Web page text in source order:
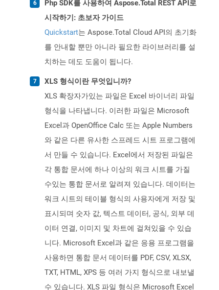
Php SDK를 사용하여 Aspose.Total REST API로
시작하기: 초보자 가이드
Quickstart는 Aspose.Total Cloud API의 초기화
를 안내할 뿐만 아니라 필요한 라이브러리를 설
치하는 데도 도움이 됩니다.
XLS 형식이란 무엇입니까?
XLS 확장자가있는 파일은 Excel 바이너리 파일
형식을 나타냅니다. 이러한 파일은 Microsoft
Excel과 OpenOffice Calc 또는 Apple Numbers
와 같은 다른 유사한 스프레드 시트 프로그램에
서 만들 수 있습니다. Excel에서 저장된 파일은
각 통합 문서에 하나 이상의 워크 시트를 가질
수있는 통합 문서로 알려져 있습니다. 데이터는
워크 시트의 테이블 형식의 사용자에게 저장 및
표시되며 숫자 값, 텍스트 데이터, 공식, 외부 데
이터 연결, 이미지 및 차트에 걸쳐있을 수 있습
니다. Microsoft Excel과 같은 응용 프로그램을
사용하면 통합 문서 데이터를 PDF, CSV, XLSX,
TXT, HTML, XPS 등 여러 가지 형식으로 내보낼
수 있습니다. XLS 파일 형식은 Microsoft Excel